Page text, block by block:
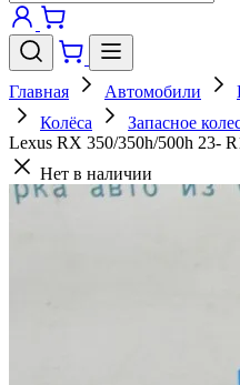
Главная Автомобили
Колёса
Запасное
Lexus RX 350/350h/500h 23-
Нет в наличии